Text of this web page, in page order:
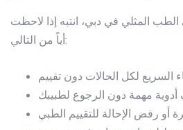
الطب المثلي في دبي، انتبه إذا لاحظت
أياً من التالي: